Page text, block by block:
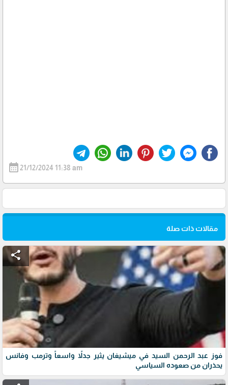
calendar_month21/12/2024 11:38 am
مقالات ذات صلة
share
فوز عبد الرحمن السيد في ميشيغان يثير جدلاً واسعاً وترمب وفانس
يحذران من صعوده السياسي